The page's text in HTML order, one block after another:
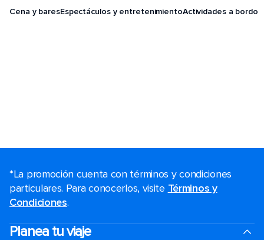
Cena y baresEspectáculos y entretenimientoActividades a bordo
*La promoción cuenta con términos y condiciones
particulares. Para conocerlos, visite Términos y
Condiciones.
Planea tu viaje